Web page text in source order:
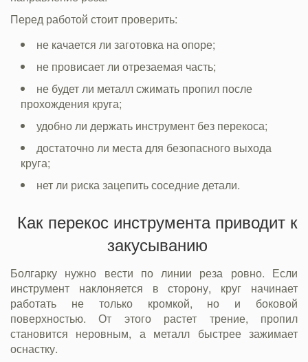
Перед работой стоит проверить:
не качается ли заготовка на опоре;
не провисает ли отрезаемая часть;
не будет ли металл сжимать пропил после
прохождения круга;
удобно ли держать инструмент без перекоса;
достаточно ли места для безопасного выхода
круга;
нет ли риска зацепить соседние детали.
Как перекос инструмента приводит к
закусыванию
Болгарку нужно вести по линии реза ровно. Если
инструмент наклоняется в сторону, круг начинает
работать не только кромкой, но и боковой
поверхностью. От этого растет трение, пропил
становится неровным, а металл быстрее зажимает
оснастку.